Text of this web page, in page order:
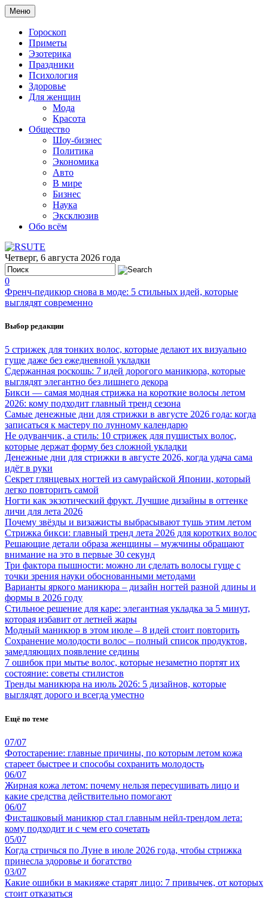
Меню
Гороскоп
Приметы
Эзотерика
Праздники
Психология
Здоровье
Для женщин
Мода
Красота
Общество
Шоу-бизнес
Политика
Экономика
Авто
В мире
Бизнес
Наука
Эксклюзив
Обо всём
Четверг, 6 августа 2026 года
0
Френч-педикюр снова в моде: 5 стильных идей, которые
выглядят современно
Выбор редакции
5 стрижек для тонких волос, которые делают их визуально
гуще даже без ежедневной укладки
Сдержанная роскошь: 7 идей дорогого маникюра, которые
выглядят элегантно без лишнего декора
Бикси — самая модная стрижка на короткие волосы летом
2026: кому подходит главный тренд сезона
Самые денежные дни для стрижки в августе 2026 года: когда
записаться к мастеру по лунному календарю
Не одуванчик, а стиль: 10 стрижек для пушистых волос,
которые держат форму без сложной укладки
Денежные дни для стрижки в августе 2026, когда удача сама
идёт в руки
Секрет глянцевых ногтей из самурайской Японии, который
легко повторить самой
Ногти как экзотический фрукт. Лучшие дизайны в оттенке
личи для лета 2026
Почему звёзды и визажисты выбрасывают тушь этим летом
Стрижка бикси: главный тренд лета 2026 для коротких волос
Решающие детали образа женщины – мужчины обращают
внимание на это в первые 30 секунд
Три фактора пышности: можно ли сделать волосы гуще с
точки зрения науки обоснованными методами
Варианты яркого маникюра – дизайн ногтей разной длины и
формы в 2026 году
Стильное решение для каре: элегантная укладка за 5 минут,
которая избавит от летней жары
Модный маникюр в этом июле – 8 идей стоит повторить
Сохранение молодости волос – полный список продуктов,
замедляющих появление седины
7 ошибок при мытье волос, которые незаметно портят их
состояние: советы стилистов
Тренды маникюра на июль 2026: 5 дизайнов, которые
выглядят дорого и всегда уместно
Ещё по теме
07/07
Фотостарение: главные причины, по которым летом кожа
стареет быстрее и способы сохранить молодость
06/07
Жирная кожа летом: почему нельзя пересушивать лицо и
какие средства действительно помогают
06/07
Фисташковый маникюр стал главным нейл-трендом лета:
кому подходит и с чем его сочетать
05/07
Когда стричься по Луне в июле 2026 года, чтобы стрижка
принесла здоровье и богатство
03/07
Какие ошибки в макияже старят лицо: 7 привычек, от которых
стоит отказаться